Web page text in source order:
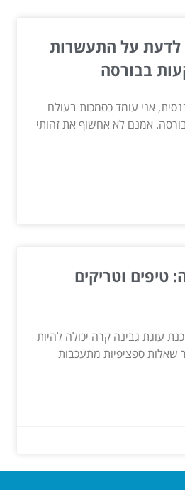
לדעת על התעשרות
בבורסה
אני עומד כסמכות בעולם
אמנם לא אחשוף את זהותי
טיפים וטריקים
עוגת גבינה קרה יכולה להיות
שאלות ספציפיות מתעכבות